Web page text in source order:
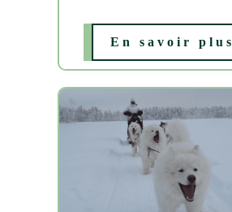
En savoir plus